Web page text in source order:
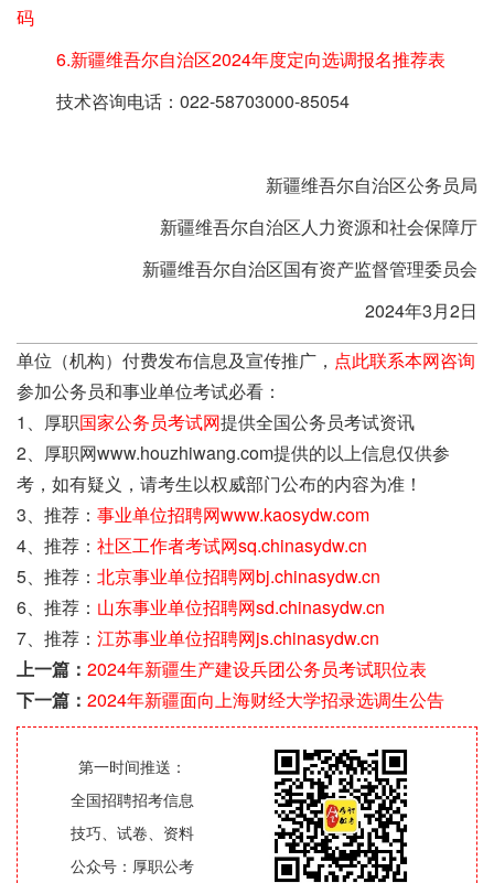
码
6.新疆维吾尔自治区2024年度定向选调报名推荐表
技术咨询电话：022-58703000-85054
新疆维吾尔自治区公务员局
新疆维吾尔自治区人力资源和社会保障厅
新疆维吾尔自治区国有资产监督管理委员会
2024年3月2日
单位（机构）付费发布信息及宣传推广， 点此联系本网咨询
参加公务员和事业单位考试必看：
1、厚职国家公务员考试网提供全国公务员考试资讯
2、厚职网www.houzhiwang.com提供的以上信息仅供参
考，如有疑义，请考生以权威部门公布的内容为准！
3、推荐： 事业单位招聘网www.kaosydw.com
4、推荐： 社区工作者考试网sq.chinasydw.cn
5、推荐： 北京事业单位招聘网bj.chinasydw.cn
6、推荐： 山东事业单位招聘网sd.chinasydw.cn
7、推荐： 江苏事业单位招聘网js.chinasydw.cn
上一篇： 2024年新疆生产建设兵团公务员考试职位表
下一篇： 2024年新疆面向上海财经大学招录选调生公告
第一时间推送：
全国招聘招考信息
技巧、试卷、资料
公众号：厚职公考